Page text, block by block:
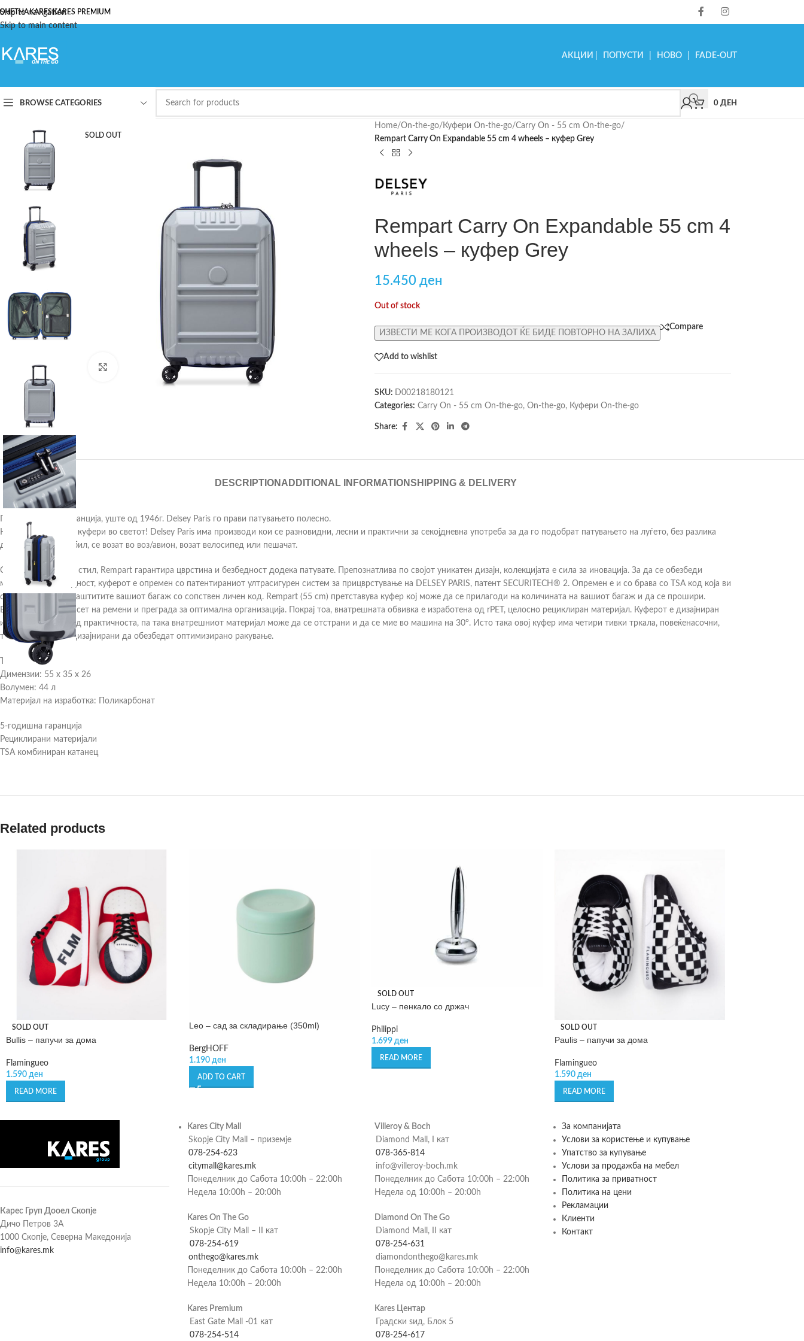
Skip to navigation
Skip to main content
KARESKARES PREMIUM
АКЦИИ ПОПУСТИ НОВО FADE-OUT
BROWSE CATEGORIES 0 ДЕН
SOLD OUT
Click to enlarge
Home/On-the-go/ Куфери On-the-go/Carry On - 55 cm On-the-go/
Rempart Carry On Expandable 55 cm 4 wheels – куфер Grey
Rempart Carry On Expandable 55 cm 4
wheels – куфер Grey
15.450 ден
Out of stock
ИЗВЕСТИ МЕ КОГА ПРОИЗВОДОТ ЌЕ БИДЕ ПОВТОРНО НА ЗАЛИХА
Compare
Add to wishlist
SKU: D00218180121
Categories: Carry On - 55 cm On-the-go, On-the-go, Куфери On-the-go
Share:
DESCRIPTION ADDITIONAL INFORMATIONSHIPPING & DELIVERY
Произведени во Франција, уште од 1946г. Delsey Paris го прави патувањето полесно.
Најпознат бренд за куфери во светот! Delsey Paris има производи кои се разновидни, лесни и практични за секојдневна употреба за да го подобрат патувањето на луѓето, без разлика
дали возат автомобил, се возат во воз/авион, возат велосипед или пешачат.
Со својот современ стил, Rempart гарантира цврстина и безбедност додека патувате. Препознатлива по својот уникатен дизајн, колекцијата е сила за иновација. За да се обезбеди
максимална безбедност, куферот е опремен со патентираниот ултрасигурен систем за прицврстување на DELSEY PARIS, патент SECURITECH® 2. Опремен е и со брава со TSA код која ви
овозможува да го заштитите вашиот багаж со сопствен личен код. Rempart (55 cm) претставува куфер кој може да се прилагоди на количината на вашиот багаж и да се прошири.
Внатрешноста има сет на ремени и преграда за оптимална организација. Покрај тоа, внатрешната обвивка е изработена од rPET, целосно рециклиран материјал. Куферот е дизајниран
имајќи ја во предвид практичноста, па така внатрешниот материјал може да се отстрани и да се мие во машина на 30°. Исто така овој куфер има четири тивки тркала, повеќенасочни,
тие се специјално дизајнирани да обезбедат оптимизирано ракување.
Тежина: 3,04 кг
Димензии: 55 x 35 x 26
Волумен: 44 л
Материјал на изработка: Поликарбонат
5-годишна гаранција
Рециклирани материјали
TSA комбиниран катанец
Related products
SOLD OUT
Bullis – папучи за дома
Flamingueo
1.590 ден
READ MORE
Leo – сад за складирање (350ml)
BergHOFF
1.190 ден
ADD TO CART
SOLD OUT
Lucy – пенкало со држач
Philippi
1.699 ден
READ MORE
SOLD OUT
Paulis – папучи за дома
Flamingueo
1.590 ден
READ MORE
Карес Груп Дооел Скопје
Дичо Петров 3А
1000 Скопје, Северна Македонија
info@kares.mk
Kares City Mall
Skopje City Mall – приземје
078-254-623
citymall@kares.mk
Понеделник до Сабота 10:00h – 22:00h
Недела 10:00h – 20:00h
Kares On The Go
Skopje City Mall – II кат
078-254-619
onthego@kares.mk
Понеделник до Сабота 10:00h – 22:00h
Недела 10:00h – 20:00h
Kares Premium
East Gate Mall -01 кат
078-254-514
Villeroy & Boch
Diamond Mall, I кат
078-365-814
info@villeroy-boch.mk
Понеделник до Сабота 10:00h – 22:00h
Недела од 10:00h – 20:00h
Diamond On The Go
Diamond Mall, II кат
078-254-631
diamondonthego@kares.mk
Понеделник до Сабота 10:00h – 22:00h
Недела од 10:00h – 20:00h
Kares Центар
Градски ѕид, Блок 5
078-254-617
За компанијата
Услови за користење и купување
Упатство за купување
Услови за продажба на мебел
Политика за приватност
Политика на цени
Рекламации
Клиенти
Контакт